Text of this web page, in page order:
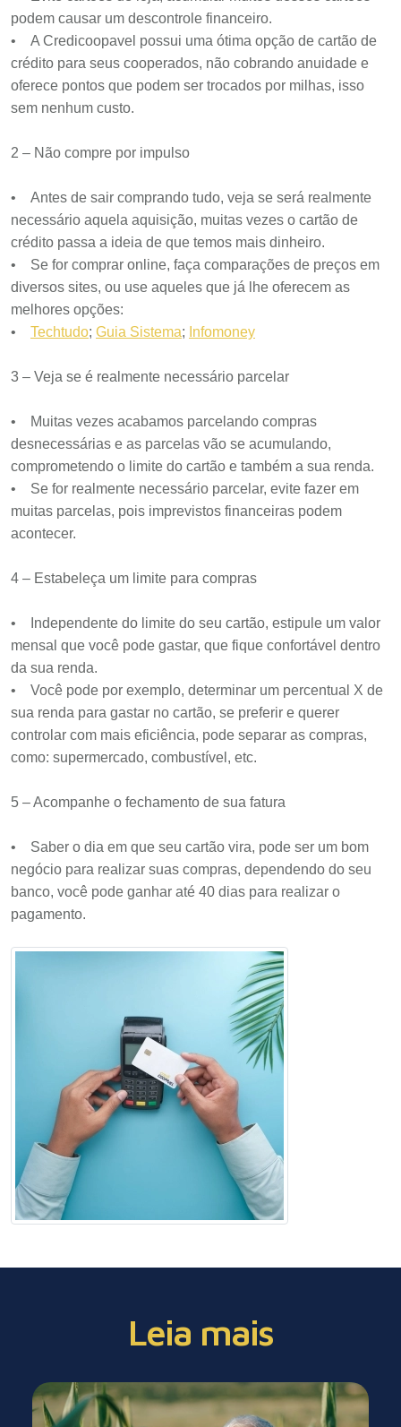
podem causar um descontrole financeiro.
• A Credicoopavel possui uma ótima opção de cartão de
crédito para seus cooperados, não cobrando anuidade e
oferece pontos que podem ser trocados por milhas, isso
sem nenhum custo.
2 – Não compre por impulso
• Antes de sair comprando tudo, veja se será realmente
necessário aquela aquisição, muitas vezes o cartão de
crédito passa a ideia de que temos mais dinheiro.
• Se for comprar online, faça comparações de preços em
diversos sites, ou use aqueles que já lhe oferecem as
melhores opções:
• Techtudo; Guia Sistema; Infomoney
3 – Veja se é realmente necessário parcelar
• Muitas vezes acabamos parcelando compras
desnecessárias e as parcelas vão se acumulando,
comprometendo o limite do cartão e também a sua renda.
• Se for realmente necessário parcelar, evite fazer em
muitas parcelas, pois imprevistos financeiras podem
acontecer.
4 – Estabeleça um limite para compras
• Independente do limite do seu cartão, estipule um valor
mensal que você pode gastar, que fique confortável dentro
da sua renda.
• Você pode por exemplo, determinar um percentual X de
sua renda para gastar no cartão, se preferir e querer
controlar com mais eficiência, pode separar as compras,
como: supermercado, combustível, etc.
5 – Acompanhe o fechamento de sua fatura
• Saber o dia em que seu cartão vira, pode ser um bom
negócio para realizar suas compras, dependendo do seu
banco, você pode ganhar até 40 dias para realizar o
pagamento.
Leia mais